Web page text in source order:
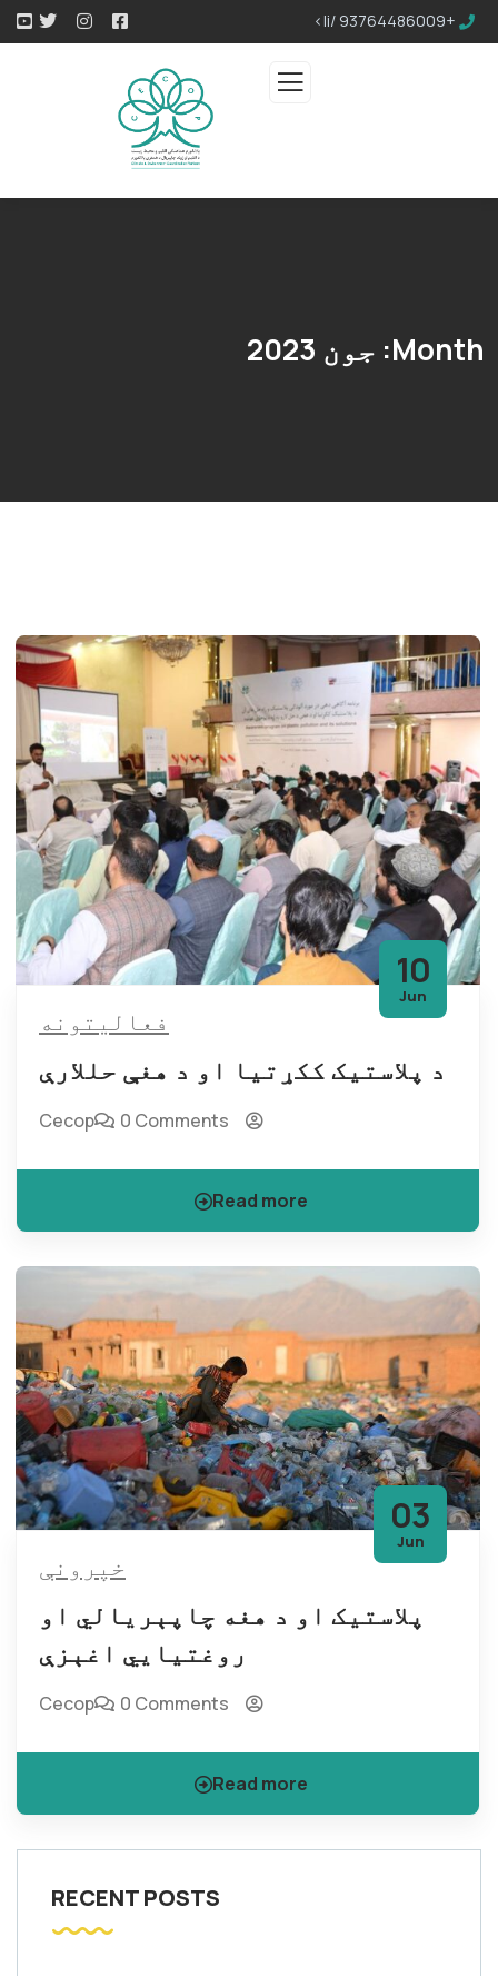
+93764486009 /li>
Month: جون 2023
10
Jun
فعالیتونه
د پلاستیک ککړتیا او د هغې حللارې
Cecop 0 Comments
Read more
03
Jun
خپرونې
پلاستيک او د هغه چاپېریالي او
روغتیایي اغېزې
Cecop 0 Comments
Read more
RECENT POSTS